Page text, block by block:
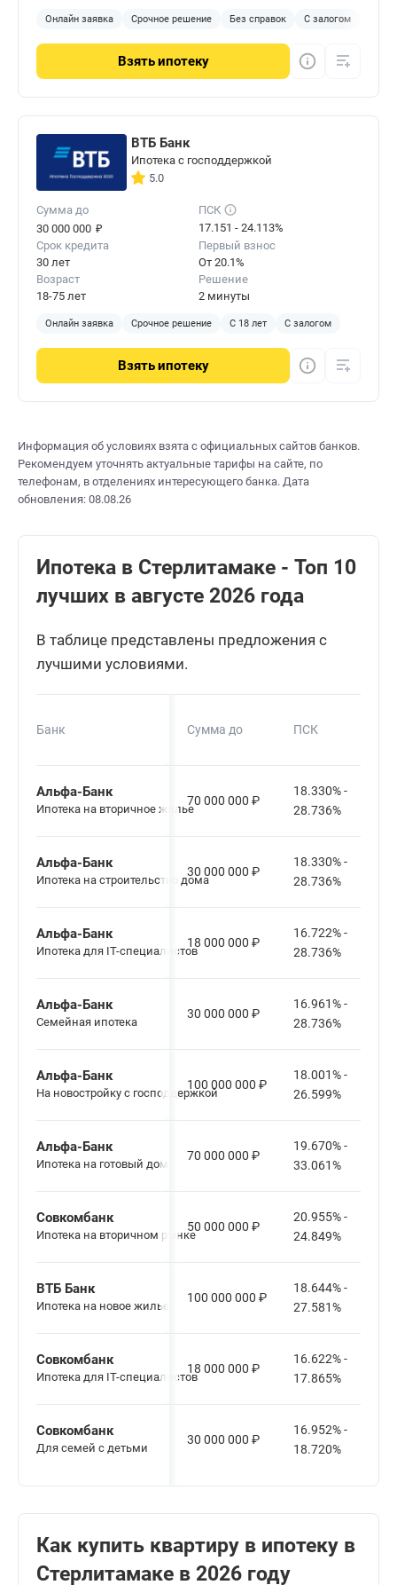
Онлайн заявка Срочное решение Без справок С залогом
Взятьипотеку
ВТБ Банк
Ипотека с господдержкой
5.0
Сумма до
30 000 000 ₽
ПСК
17.151 - 24.113%
Срок кредита
30 лет
Первый взнос
От 20.1%
Возраст
18-75 лет
Решение
2 минуты
Онлайн заявка Срочное решение С 18 лет С залогом
Взятьипотеку
Информация об условиях взята с официальных сайтов банков.
Рекомендуем уточнять актуальные тарифы на сайте, по
телефонам, в отделениях интересующего банка. Дата
обновления: 08.08.26
Ипотека в Стерлитамаке - Топ 10
лучших в августе 2026 года
В таблице представлены предложения с
лучшими условиями.
Банк Сумма до ПСК
Альфа-Банк
Ипотека на вторичное жилье
70 000 000 ₽
18.330% -
28.736%
Альфа-Банк
Ипотека на строительство дома
30 000 000 ₽
18.330% -
28.736%
Альфа-Банк
Ипотека для IT-специалистов
18 000 000 ₽
16.722% -
28.736%
Альфа-Банк
Семейная ипотека
30 000 000 ₽
16.961% -
28.736%
Альфа-Банк
На новостройку с господдержкой
100 000 000 ₽
18.001% -
26.599%
Альфа-Банк
Ипотека на готовый дом
70 000 000 ₽
19.670% -
33.061%
Совкомбанк
Ипотека на вторичном рынке
50 000 000 ₽
20.955% -
24.849%
ВТБ Банк
Ипотека на новое жилье
100 000 000 ₽
18.644% -
27.581%
Совкомбанк
Ипотека для IT-специалистов
18 000 000 ₽
16.622% -
17.865%
Совкомбанк
Для семей с детьми
30 000 000 ₽
16.952% -
18.720%
Как купить квартиру в ипотеку в
Стерлитамаке в 2026 году